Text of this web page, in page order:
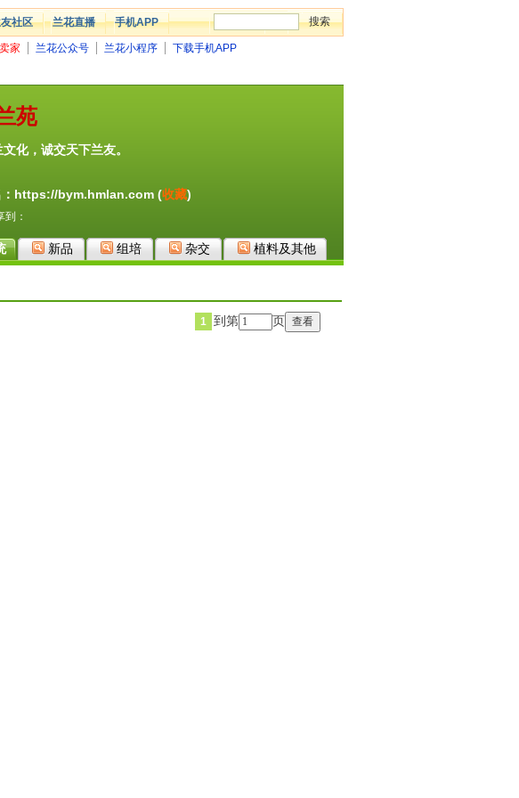
社区 兰花直播 手机APP
家 兰花公众号 兰花小程序
下载手机APP
苑
化，诚交天下兰友。
：https://bym.hmlan.com (收藏)
到：
新品 组培 杂交 植料及其他
1 到第 页